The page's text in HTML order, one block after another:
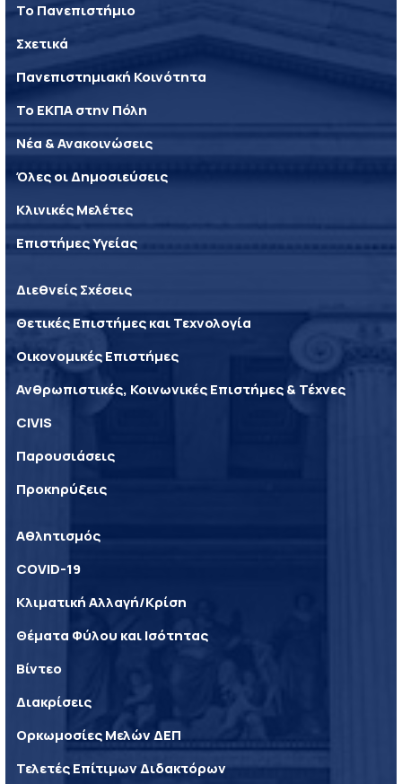
Το Πανεπιστήμιο
Σχετικά
Πανεπιστημιακή Κοινότητα
Το ΕΚΠΑ στην Πόλη
Νέα & Ανακοινώσεις
Όλες οι Δημοσιεύσεις
Κλινικές Μελέτες
Επιστήμες Υγείας
Διεθνείς Σχέσεις
Θετικές Επιστήμες και Τεχνολογία
Οικονομικές Επιστήμες
Ανθρωπιστικές, Κοινωνικές Επιστήμες & Τέχνες
CIVIS
Παρουσιάσεις
Προκηρύξεις
Αθλητισμός
COVID-19
Κλιματική Αλλαγή/Κρίση
Θέματα Φύλου και Ισότητας
Βίντεο
Διακρίσεις
Ορκωμοσίες Μελών ΔΕΠ
Τελετές Επίτιμων Διδακτόρων